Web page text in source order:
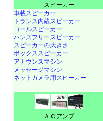
スピーカー
車載スピーカー
トランス内蔵スピーカー
コールスピーカー
ハンズフリースピーカー
スピーカーの大きさ
ボックススピーカー
アナウンスマシン
メッセージマシン
ネットカメラ用スピーカー
ＡＣアンプ